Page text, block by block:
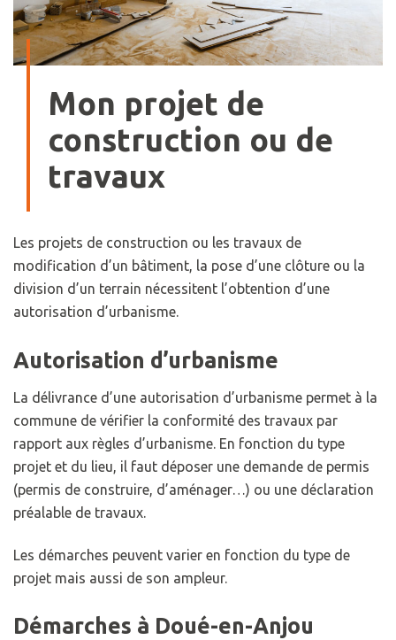
Mon projet de
construction ou de
travaux
Les projets de construction ou les travaux de
modification d’un bâtiment, la pose d’une clôture ou la
division d’un terrain nécessitent l’obtention d’une
autorisation d’urbanisme.
Autorisation d’urbanisme
La délivrance d’une autorisation d’urbanisme permet à la
commune de vérifier la conformité des travaux par
rapport aux règles d’urbanisme. En fonction du type
projet et du lieu, il faut déposer une demande de permis
(permis de construire, d’aménager…) ou une déclaration
préalable de travaux.
Les démarches peuvent varier en fonction du type de
projet mais aussi de son ampleur.
Démarches à Doué-en-Anjou